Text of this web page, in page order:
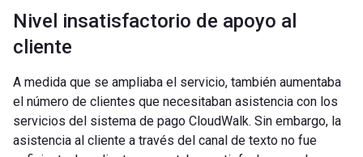
Nivel insatisfactorio de apoyo al
cliente
A medida que se ampliaba el servicio, también aumentaba
el número de clientes que necesitaban asistencia con los
servicios del sistema de pago CloudWalk. Sin embargo, la
asistencia al cliente a través del canal de texto no fue